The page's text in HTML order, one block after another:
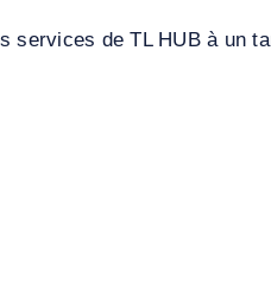
de TL HUB à un